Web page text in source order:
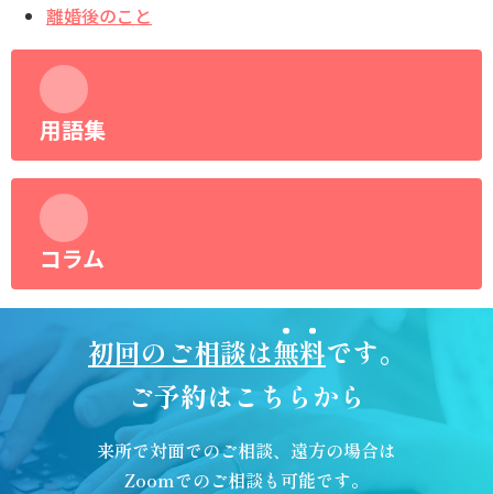
離婚後のこと
用語集
コラム
初回のご相談は無料です。
ご予約はこちらから
来所で対面でのご相談、遠方の場合は
Zoomでのご相談も可能です。